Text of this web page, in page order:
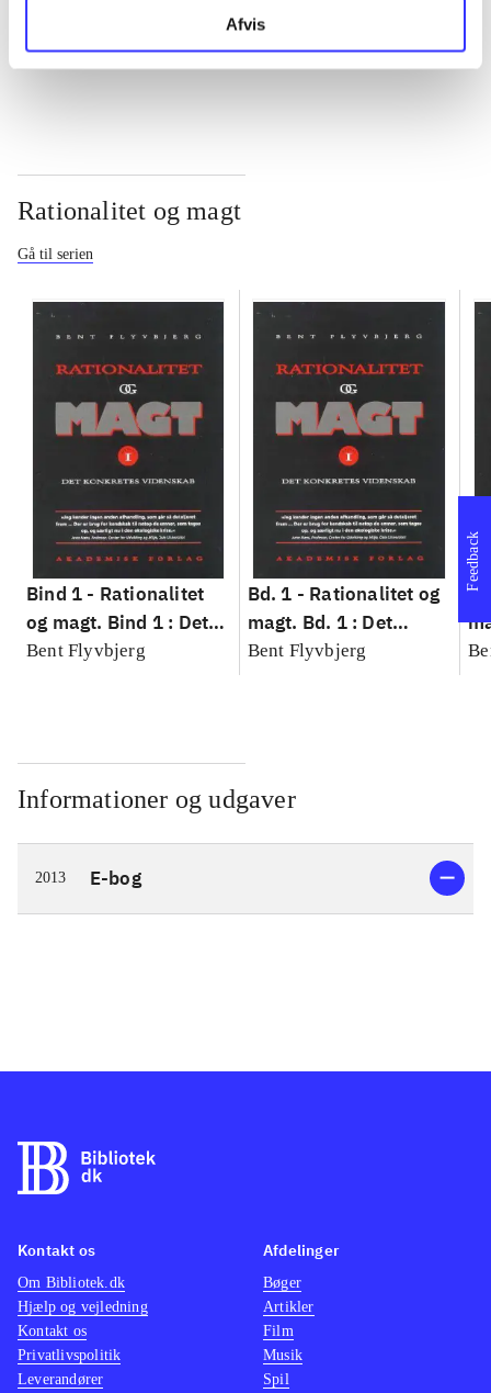
Afvis
Rationalitet og magt
Gå til serien
Bind 1 - Rationalitet
og magt. Bind 1 : Det
konkretes videnskab
Bent Flyvbjerg
Bd. 1 - Rationalitet og
magt. Bd. 1 : Det
konkretes videnskab
Bent Flyvbjerg
Informationer og udgaver
2013 E-bog
Feedback
Kontakt os
Om Bibliotek.dk
Hjælp og vejledning
Kontakt os
Privatlivspolitik
Leverandører
Afdelinger
Bøger
Artikler
Film
Musik
Spil